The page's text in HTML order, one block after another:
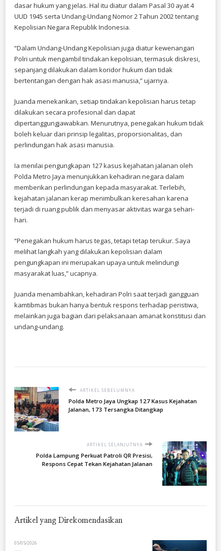
dasar hukum yang jelas. Hal itu diatur dalam Pasal 30 ayat 4
UUD 1945 serta Undang-Undang Nomor 2 Tahun 2002 tentang
Kepolisian Negara Republik Indonesia.
“Dalam Undang-Undang Kepolisian juga diatur kewenangan
Polri untuk mengambil tindakan kepolisian, termasuk diskresi,
sepanjang dilakukan dalam koridor hukum dan tidak
bertentangan dengan hak asasi manusia,” ujarnya.
Juanda menekankan, setiap tindakan kepolisian harus tetap
dilakukan secara profesional dan dapat
dipertanggungjawabkan. Menurutnya, penegakan hukum tidak
boleh keluar dari prinsip legalitas, proporsionalitas, dan
perlindungan hak asasi manusia.
Ia menilai pengungkapan 127 kasus kejahatan jalanan oleh
Polda Metro Jaya menunjukkan kehadiran negara dalam
memberikan perlindungan kepada masyarakat. Terlebih,
kejahatan jalanan kerap menimbulkan keresahan karena
terjadi di ruang publik dan menyasar aktivitas warga sehari-
hari.
“Penegakan hukum harus tegas, tetapi tetap terukur. Saya
melihat langkah yang dilakukan kepolisian dalam
pengungkapan ini merupakan upaya untuk melindungi
masyarakat luas,” ucapnya.
Juanda menambahkan, kehadiran Polri saat terjadi gangguan
kamtibmas bukan hanya bentuk respons terhadap peristiwa,
melainkan juga bagian dari pelaksanaan amanat konstitusi dan
undang-undang.
ARTIKEL SEBELUMNYA
Polda Metro Jaya Ungkap 127 Kasus Kejahatan
Jalanan, 173 Tersangka Ditangkap
ARTIKEL SELANJUTNYA
Polda Lampung Perkuat Patroli QR Presisi,
Respons Cepat Tekan Kejahatan Jalanan
Artikel yang Direkomendasikan
05/05/2026